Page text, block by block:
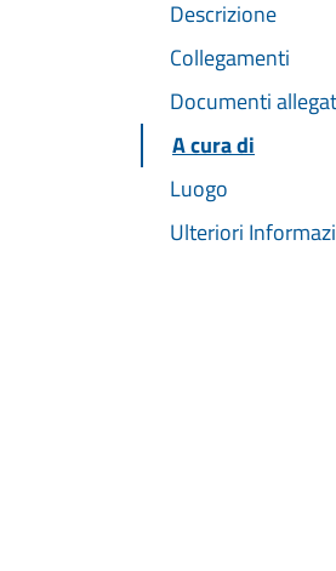
Descrizione
Collegamenti
Documenti
A cura di
Luogo
Ulteriori